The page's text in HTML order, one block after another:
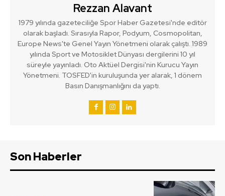
Rezzan Alavant
1979 yılında gazeteciliğe Spor Haber Gazetesi'nde editör
olarak başladı. Sırasıyla Rapor, Podyum, Cosmopolitan,
Europe News'te Genel Yayın Yönetmeni olarak çalıştı. 1989
yılında Sport ve Motosiklet Dünyası dergilerini 10 yıl
süreyle yayınladı. Oto Aktüel Dergisi'nin Kurucu Yayın
Yönetmeni. TOSFED'in kuruluşunda yer alarak, 1 dönem
Basın Danışmanlığını da yaptı.
Son Haberler